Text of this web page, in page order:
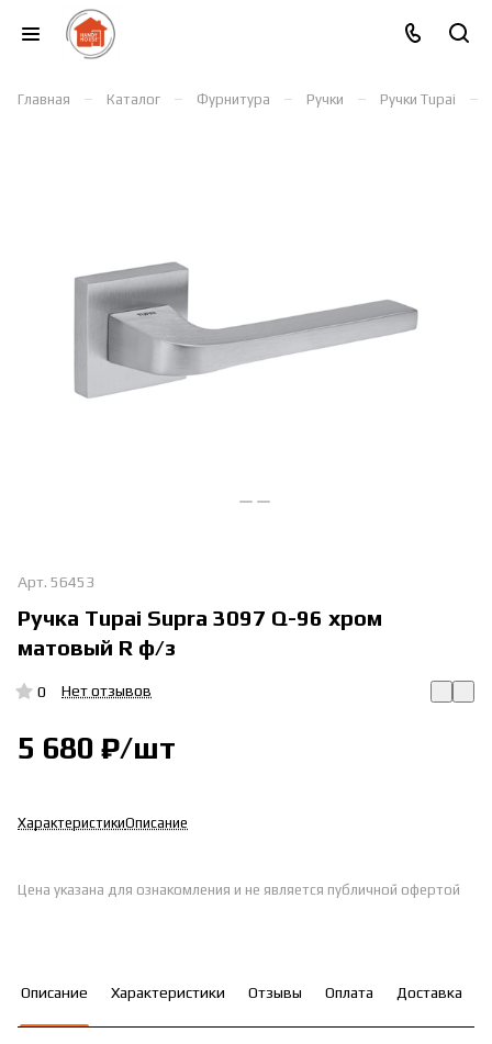
Главная – Каталог – Фурнитура – Ручки – Ручки Tupai –
Арт. 56453
Ручка Tupai Supra 3097 Q-96 хром
матовый R ф/з
0 Нет отзывов
5 680 ₽/шт
ХарактеристикиОписание
Цена указана для ознакомления и не является публичной офертой
Описание Характеристики Отзывы Оплата Доставка